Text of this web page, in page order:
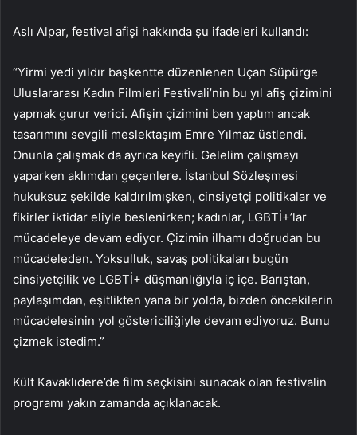
Aslı Alpar, festival afişi hakkında şu ifadeleri kullandı:
“Yirmi yedi yıldır başkentte düzenlenen Uçan Süpürge
Uluslararası Kadın Filmleri Festivali’nin bu yıl afiş çizimini
yapmak gurur verici. Afişin çizimini ben yaptım ancak
tasarımını sevgili meslektaşım Emre Yılmaz üstlendi.
Onunla çalışmak da ayrıca keyifli. Gelelim çalışmayı
yaparken aklımdan geçenlere. İstanbul Sözleşmesi
hukuksuz şekilde kaldırılmışken, cinsiyetçi politikalar ve
fikirler iktidar eliyle beslenirken; kadınlar, LGBTİ+’lar
mücadeleye devam ediyor. Çizimin ilhamı doğrudan bu
mücadeleden. Yoksulluk, savaş politikaları bugün
cinsiyetçilik ve LGBTİ+ düşmanlığıyla iç içe. Barıştan,
paylaşımdan, eşitlikten yana bir yolda, bizden öncekilerin
mücadelesinin yol göstericiliğiyle devam ediyoruz. Bunu
çizmek istedim.”
Kült Kavaklıdere’de film seçkisini sunacak olan festivalin
programı yakın zamanda açıklanacak.